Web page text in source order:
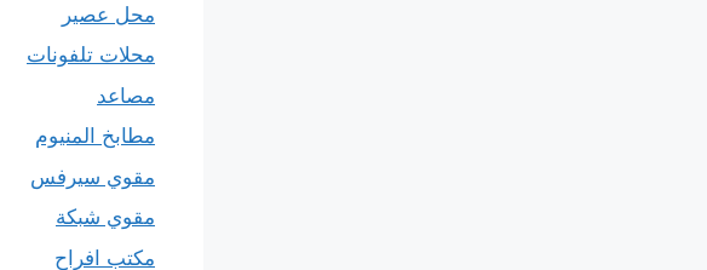
محل عصير
محلات تلفونات
مصاعد
مطابخ المنيوم
مقوي سيرفس
مقوي شبكة
مكتب افراح